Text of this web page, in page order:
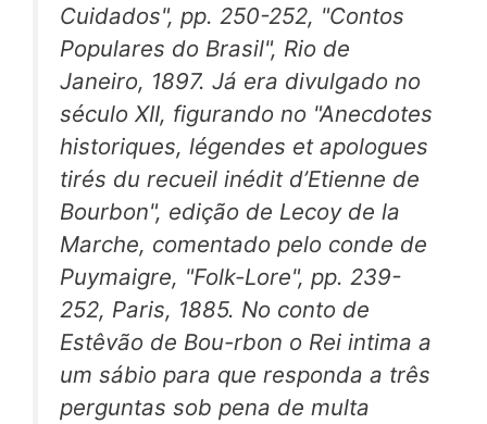
Cuidados", pp. 250-252, "Contos
Populares do Brasil", Rio de
Janeiro, 1897. Já era divulgado no
século XII, figurando no "Anecdotes
historiques, légendes et apologues
tirés du recueil inédit d’Etienne de
Bourbon", edição de Lecoy de la
Marche, comentado pelo conde de
Puymaigre, "Folk-Lore", pp. 239-
252, Paris, 1885. No conto de
Estêvão de Bou-rbon o Rei intima a
um sábio para que responda a três
perguntas sob pena de multa